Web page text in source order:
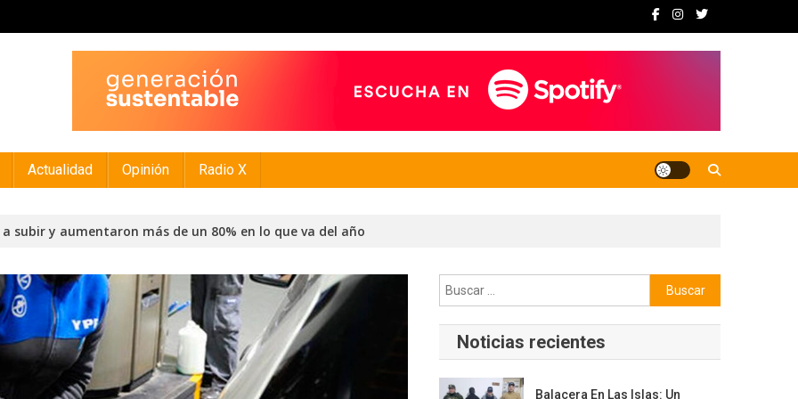
Actualidad Opinión Radio X
subir y aumentaron más de un 80% en lo que va del año
Buscar:
Noticias recientes
Balacera En Las Islas: Un